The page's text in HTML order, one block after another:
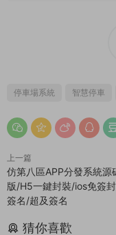
停車場系統 智慧停車
上一篇
仿第八區APP分發系統源
版/H5一鍵封裝/ios免簽
簽名/超及簽名
猜你喜歡